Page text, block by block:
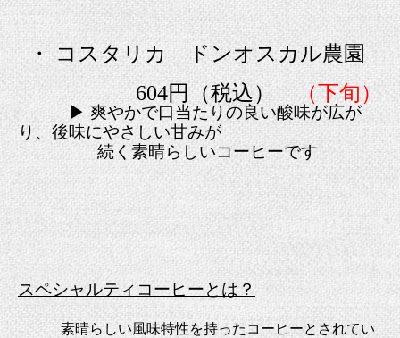
・ コスタリカ ドンオスカル農園
604円（税込）（下旬）
▶ 爽やかで口当たりの良い酸味が広が
り、後味にやさしい甘みが
続く素晴らしいコーヒーです
スペシャルティコーヒーとは？
素晴らしい風味特性を持ったコーヒーとされてい